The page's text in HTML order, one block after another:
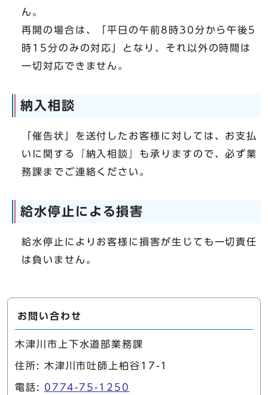
ん。
再開の場合は、「平日の午前8時30分から午後5
時15分のみの対応」となり、それ以外の時間は
一切対応できません。
納入相談
「催告状」を送付したお客様に対しては、お支払
いに関する『納入相談』も承りますので、必ず業
務課までご連絡ください。
給水停止による損害
給水停止によりお客様に損害が生じても一切責任
は負いません。
お問い合わせ
木津川市上下水道部業務課
住所: 木津川市吐師上柏谷17-1
電話: 0774-75-1250